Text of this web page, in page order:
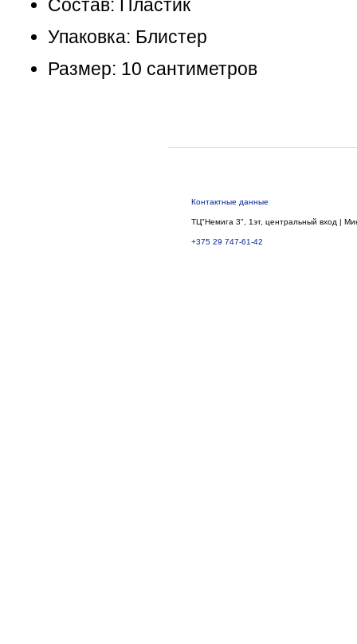
Состав: Пластик
Упаковка: Блистер
Размер: 10 сантиметров
Контактные данные
ТЦ"Немига 3", 1эт, центральный вход |
+375 29 747-61-42